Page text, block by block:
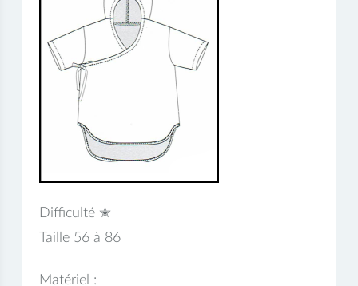
Difficulté ✭
Taille 56 à 86
Matériel :